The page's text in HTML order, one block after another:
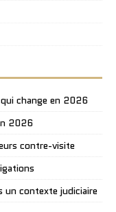
change en 2026
2026
contre-visite
contexte judiciaire